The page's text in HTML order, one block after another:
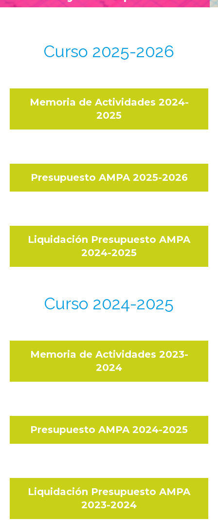
Curso 2025-2026
Memoria de Actividades 2024-
2025
Presupuesto AMPA 2025-2026
Liquidación Presupuesto AMPA
2024-2025
Curso 2024-2025
Memoria de Actividades 2023-
2024
Presupuesto AMPA 2024-2025
Liquidación Presupuesto AMPA
2023-2024